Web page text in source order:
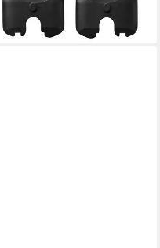
33,99 €
lieferbar - in 4-5 Werktagen bei dir